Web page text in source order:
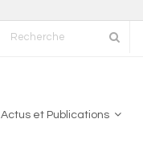
Actus et Publications